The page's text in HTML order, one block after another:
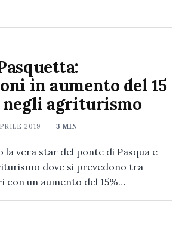
in aumento del 15
negli agriturismo
2019 3 MIN
la vera star del ponte di Pasqua e
dove si prevedono tra
con un aumento del 15%…